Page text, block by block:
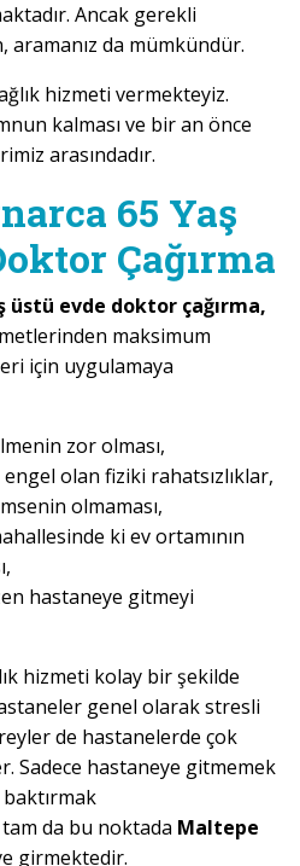
Ancak gerekli
aramanız da mümkündür.
hizmeti vermekteyiz.
kalması ve bir an önce
arasındadır.
65 Yaş
Çağırma
üstü evde doktor çağırma,
maksimum
için uygulamaya
zor olması,
olan fiziki rahatsızlıklar,
olmaması,
ki ev ortamının
hastaneye gitmeyi
hizmeti kolay bir şekilde
genel olarak stresli
de hastanelerde çok
Sadece hastaneye gitmemek
da bu noktada Maltepe
girmektedir.